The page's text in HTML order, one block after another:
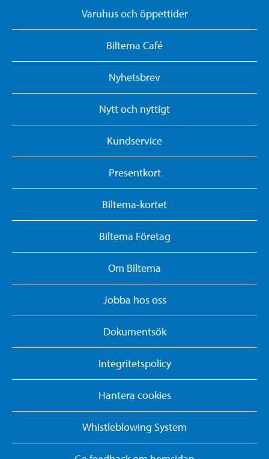
Varuhus och öppettider
Biltema Café
Nyhetsbrev
Nytt och nyttigt
Kundservice
Presentkort
Biltema-kortet
Biltema Företag
Om Biltema
Jobba hos oss
Dokumentsök
Integritetspolicy
Hantera cookies
Whistleblowing System